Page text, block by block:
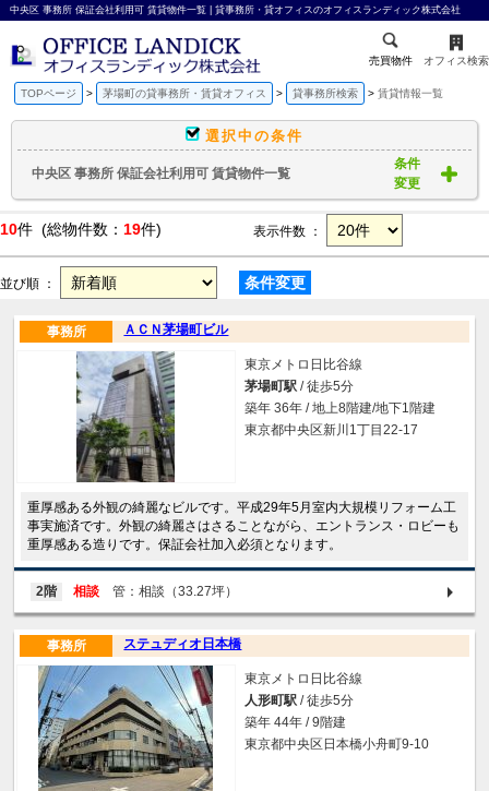
中央区 事務所 保証会社利用可 賃貸物件一覧 | 貸事務所・貸オフィスのオフィスランディック株式会社
売買物件 オフィス検索
TOPページ 茅場町の貸事務所・賃貸オフィス 貸事務所検索 賃貸情報一覧
選択中の条件
中央区 事務所 保証会社利用可 賃貸物件一覧
条件
変更
10件 (総物件数： 19件) 表示件数 ：
並び順 ： 条件変更
ＡＣＮ茅場町ビル
事務所
東京メトロ日比谷線
茅場町駅 / 徒歩5分
築年 36年 / 地上8階建/地下1階建
東京都中央区新川1丁目22-17
重厚感ある外観の綺麗なビルです。平成29年5月室内大規模リフォーム工
事実施済です。外観の綺麗さはさることながら、エントランス・ロビーも
重厚感ある造りです。保証会社加入必須となります。
2階 相談 管：相談（33.27坪）
ステュディオ日本橋
事務所
東京メトロ日比谷線
人形町駅 / 徒歩5分
築年 44年 / 9階建
東京都中央区日本橋小舟町9-10